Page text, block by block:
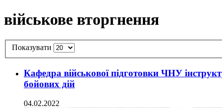
військове вторгнення
Показувати
Кафедра військової підготовки ЧНУ
бойових дій
04.02.2022